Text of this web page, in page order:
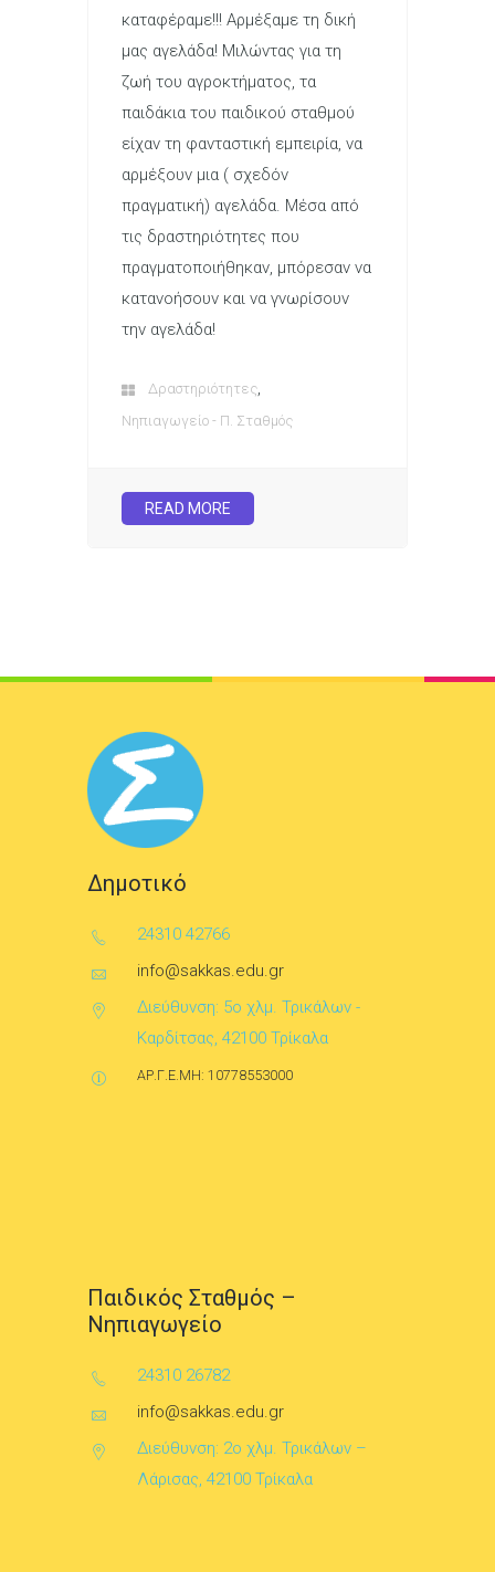
καταφέραμε!!! Αρμέξαμε τη δική
μας αγελάδα! Μιλώντας για τη
ζωή του αγροκτήματος, τα
παιδάκια του παιδικού σταθμού
είχαν τη φανταστική εμπειρία, να
αρμέξουν μια ( σχεδόν
πραγματική) αγελάδα. Μέσα από
τις δραστηριότητες που
πραγματοποιήθηκαν, μπόρεσαν να
κατανοήσουν και να γνωρίσουν
την αγελάδα!
Δραστηριότητες,
Νηπιαγωγείο - Π. Σταθμός
READ MORE
Δημοτικό
24310 42766
info@sakkas.edu.gr
Διεύθυνση: 5ο χλμ. Τρικάλων -
Καρδίτσας, 42100 Τρίκαλα
ΑΡ.Γ.Ε.ΜΗ: 10778553000
Παιδικός Σταθμός –
Νηπιαγωγείο
24310 26782
info@sakkas.edu.gr
Διεύθυνση: 2ο χλμ. Τρικάλων –
Λάρισας, 42100 Τρίκαλα